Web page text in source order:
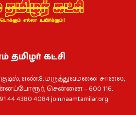
தமிழர் கட்சி
எண்.8. மருத்துவமனை சாலை,
சென்னை – 600 116.
4380 4084join.naamtamilar.org